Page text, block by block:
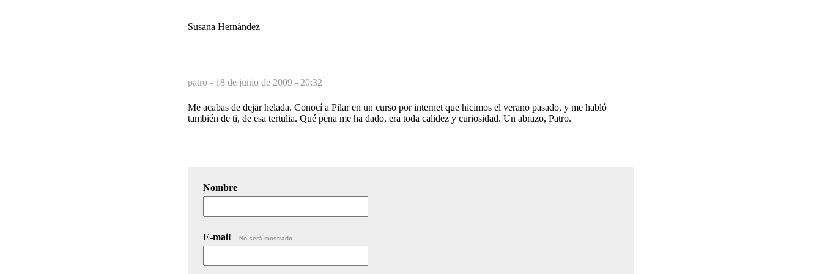
Susana Hernández
patro - 18 de junio de 2009 - 20:32
Me acabas de dejar helada. Conocí a Pilar en un curso por internet que hicimos el verano pasado, y me habló
también de ti, de esa tertulia. Qué pena me ha dado, era toda calidez y curiosidad. Un abrazo, Patro.
Nombre
E-mail No será mostrado.